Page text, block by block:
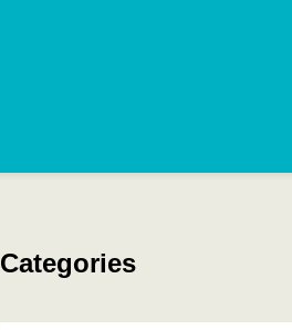
Categories